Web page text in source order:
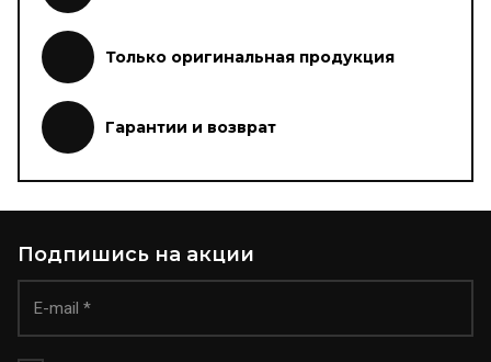
Только оригинальная продукция
Гарантии и возврат
Подпишись на акции